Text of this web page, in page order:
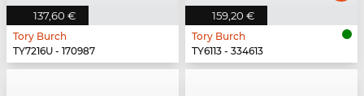
137,60 €
Tory Burch
TY7216U - 170987
159,20 €
Tory Burch
TY6113 - 334613